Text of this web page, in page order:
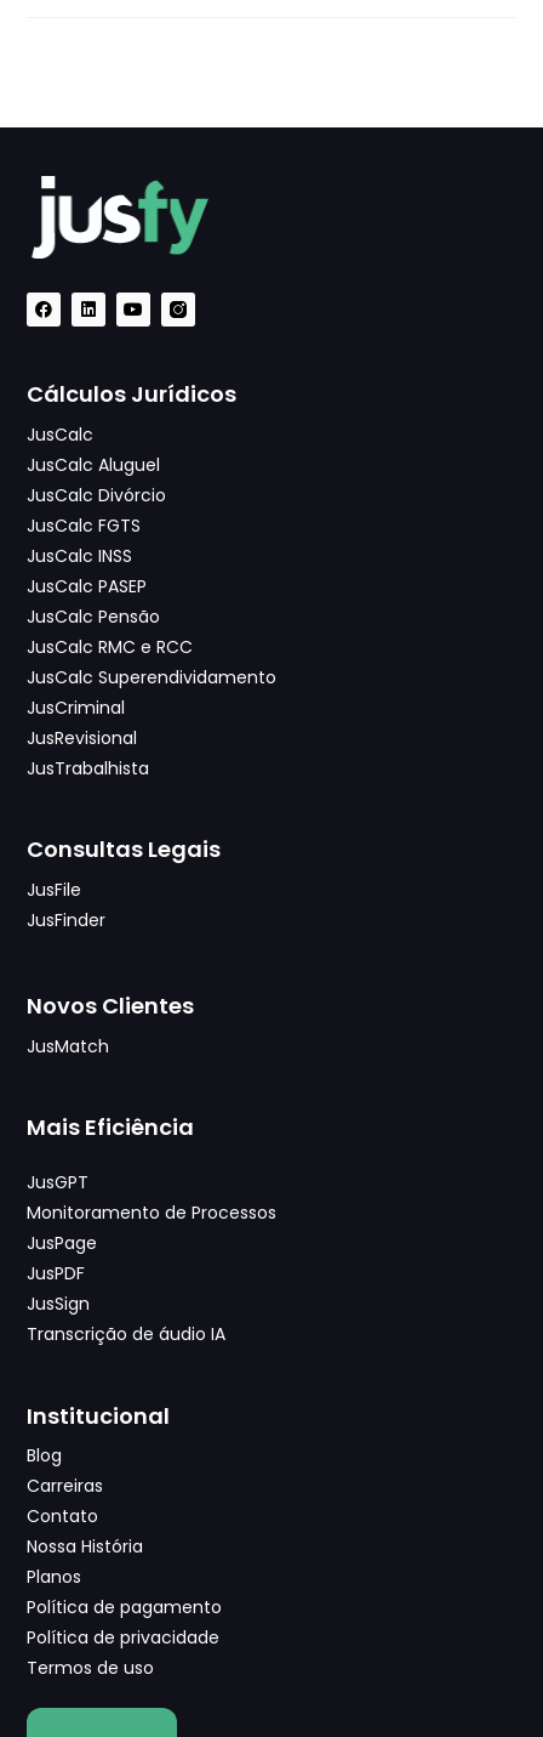
Cálculos Jurídicos
JusCalc
JusCalc Aluguel
JusCalc Divórcio
JusCalc FGTS
JusCalc INSS
JusCalc PASEP
JusCalc Pensão
JusCalc RMC e RCC
JusCalc Superendividamento
JusCriminal
JusRevisional
JusTrabalhista
Consultas Legais
JusFile
JusFinder
Novos Clientes
JusMatch
Mais Eficiência
JusGPT
Monitoramento de Processos
JusPage
JusPDF
JusSign
Transcrição de áudio IA
Institucional
Blog
Carreiras
Contato
Nossa História
Planos
Política de pagamento
Política de privacidade
Termos de uso